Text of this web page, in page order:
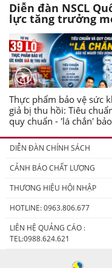
Diễn đàn NSCL
lực tăng trưởng
Thực phẩm bảo vệ sức
giả bị thu hồi: Tiêu
quy chuẩn - 'lá chắn'
DIỄN ĐÀN CHÍNH SÁCH
CẢNH BÁO CHẤT LƯỢNG
THƯƠNG HIỆU HỘI NHẬP
HOTLINE: 0963.806.677
LIÊN HỆ QUẢNG CÁO :
TEL:0988.624.621